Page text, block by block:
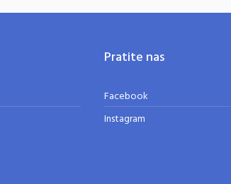
Pratite nas
Facebook
Instagram